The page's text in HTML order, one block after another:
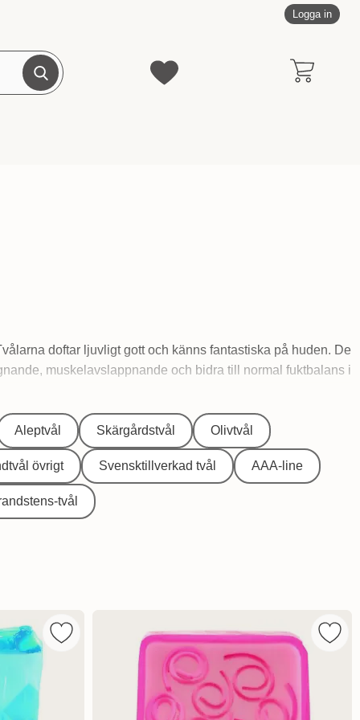
Logga in
Mina favoriter
Genomför sökning
doftar ljuvligt gott och känns fantastiska på huden. De
muskelavslappnande och bidra till normal fuktbalans i
Aleptvål Skärgårdstvål Olivtvål
övrigt Svensktillverkad tvål AAA-line
tvål
Go Mango som favorit
Markera bomb Cosmetics Handgjord Glycerintvål